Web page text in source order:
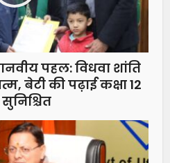
पहल: विधवा शांति
बेटी की पढ़ाई कक्षा 12